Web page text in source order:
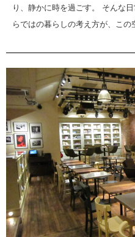
り、静かに時を過ごす。 そんな
らではの暮らしの考え方が、こ